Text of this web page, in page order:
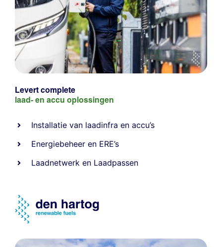
Levert complete
laad- en accu oplossingen
Installatie van laadinfra en accu’s
Energiebeheer en ERE’s
Laadnetwerk en Laadpassen